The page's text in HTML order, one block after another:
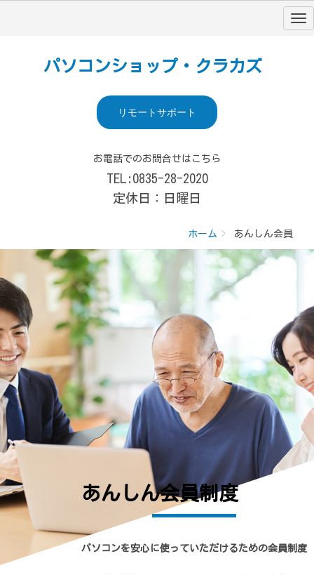
パソコンショップ・クラカズ
リモートサポート
お電話でのお問合せはこちら
TEL:0835-28-2020
定休日：日曜日
ホーム あんしん会員
あんしん会員制度
パソコンを安心に使っていただけるための会員制度